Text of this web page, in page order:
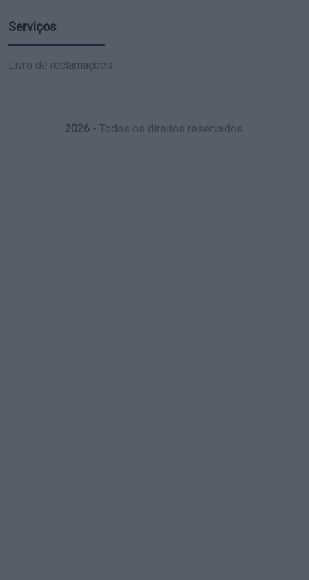
Serviços
Livro de reclamações
2026- Todos os direitos reservados.